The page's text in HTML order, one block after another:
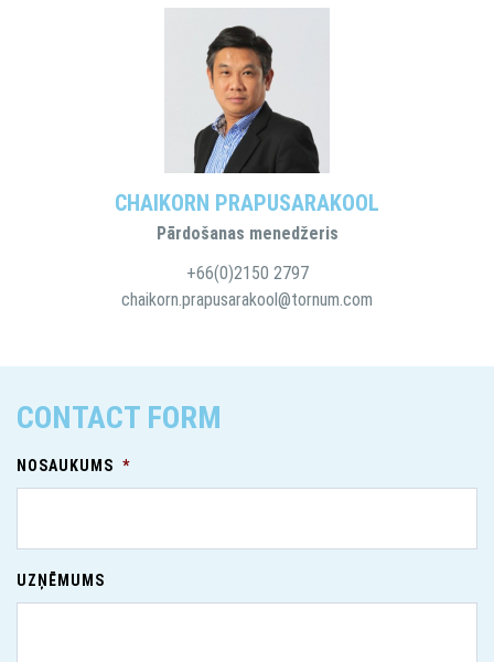
CHAIKORN PRAPUSARAKOOL
Pārdošanas menedžeris
+66(0)2150 2797
chaikorn.prapusarakool@tornum.com
CONTACT FORM
NOSAUKUMS *
UZŅĒMUMS